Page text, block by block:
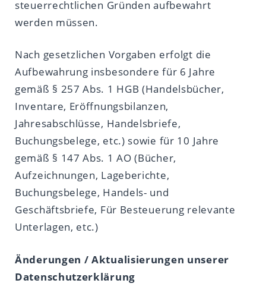
steuerrechtlichen Gründen aufbewahrt
werden müssen.
Nach gesetzlichen Vorgaben erfolgt die
Aufbewahrung insbesondere für 6 Jahre
gemäß § 257 Abs. 1 HGB (Handelsbücher,
Inventare, Eröffnungsbilanzen,
Jahresabschlüsse, Handelsbriefe,
Buchungsbelege, etc.) sowie für 10 Jahre
gemäß § 147 Abs. 1 AO (Bücher,
Aufzeichnungen, Lageberichte,
Buchungsbelege, Handels- und
Geschäftsbriefe, Für Besteuerung relevante
Unterlagen, etc.)
Änderungen / Aktualisierungen unserer
Datenschutzerklärung